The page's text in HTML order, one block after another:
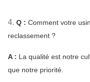
4. Q : Comment votre
reclassement ?
A : La qualité est notre
que notre priorité.